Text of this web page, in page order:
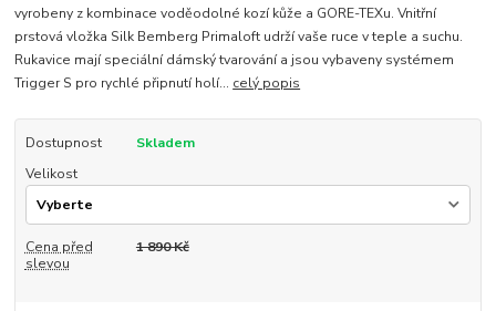
vyrobeny z kombinace voděodolné kozí kůže a GORE-TEXu. Vnitřní
prstová vložka Silk Bemberg Primaloft udrží vaše ruce v teple a suchu.
Rukavice mají speciální dámský tvarování a jsou vybaveny systémem
Trigger S pro rychlé připnutí holí... celý popis
Dostupnost
Skladem
Velikost
Cena před
slevou
1 890 Kč